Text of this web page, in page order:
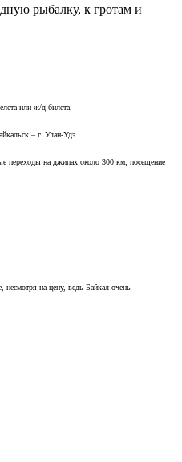
рыбалку, к гротам и
или ж/д билета.
– г. Улан-Удэ.
переходы на джипах около 300 км, посещение
на цену, ведь Байкал очень